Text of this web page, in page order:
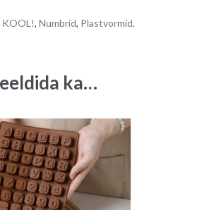
n
i
e
:
KOOL!, Numbrid, Plastvormid,
ka…